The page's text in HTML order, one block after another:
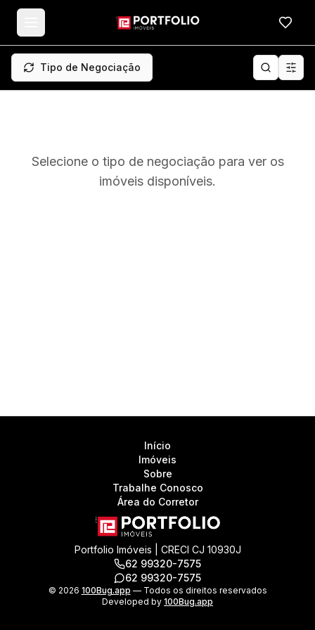
Tipo de Negociação
Selecione o tipo de negociação para ver os
imóveis disponíveis.
Início
Imóveis
Sobre
Trabalhe Conosco
Área do Corretor
Portfolio Imóveis | CRECI CJ 10930J
62 99320-7575
62 99320-7575
© 2026 100Bug.app — Todos os direitos reservados
Developed by 100Bug.app